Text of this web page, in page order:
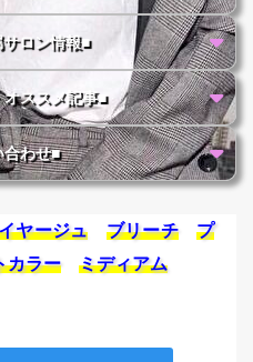
ロン情報■
ススメ記事■
合わせ■
ヤージュ ブリーチ
プ
カラー ミディアム